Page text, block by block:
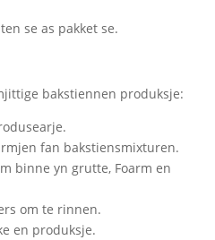
se as pakket se.
bakstiennen produksje:
fan bakstiensmixturen.
binne yn grutte, Foarm en
om te rinnen.
en produksje.